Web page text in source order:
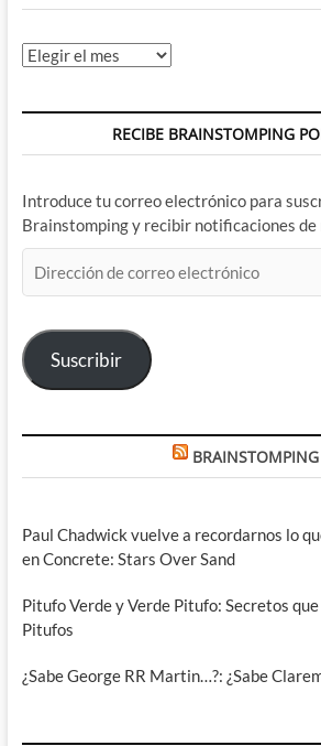
Archivos
RECIBE BRAINSTOMPING
Introduce tu correo electrónico para
Brainstomping y recibir notificaciones de
de
electrónico
Suscribir
BRAINSTOMPING
Paul Chadwick vuelve a recordarnos lo
en Concrete: Stars Over Sand
Pitufo Verde y Verde Pitufo: Secretos
Pitufos
¿Sabe George RR Martin…?: ¿Sabe